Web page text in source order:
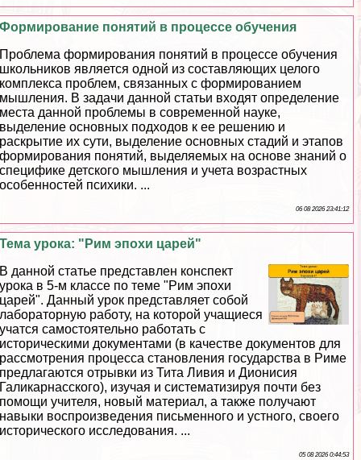
Формирование понятий в процессе обучения
Проблема формирования понятий в процессе обучения
школьников является одной из составляющих целого
комплекса проблем, связанных с формированием
мышления. В задачи данной статьи входят определение
места данной проблемы в современной науке,
выделение основных подходов к ее решению и
раскрытие их сути, выделение основных стадий и этапов
формирования понятий, выделяемых на основе знаний о
специфике детского мышления и учета возрастных
особенностей психики. ...
06 08 2026 23:41:12
Тема урока: "Рим эпохи царей"
В данной статье представлен конспект
урока в 5-м классе по теме "Рим эпохи
царей". Данный урок представляет собой
лабораторную работу, на которой учащиеся
учатся самостоятельно работать с
историческими документами (в качестве документов для
рассмотрения процесса становления государства в Риме
предлагаются отрывки из Тита Ливия и Дионисия
Галикарнасского), изучая и систематизируя почти без
помощи учителя, новый материал, а также получают
навыки воспроизведения письменного и устного, своего
исторического исследования. ...
05 08 2026 0:44:53